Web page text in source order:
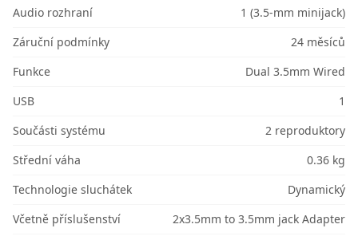
Audio rozhraní
1 (3.5-mm minijack)
Záruční podmínky
24 měsíců
Funkce
Dual 3.5mm Wired
USB
1
Součásti systému
2 reproduktory
Střední váha
0.36 kg
Technologie sluchátek
Dynamický
Včetně příslušenství
2x3.5mm to 3.5mm jack Adapter